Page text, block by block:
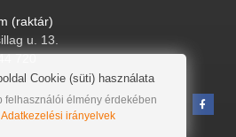
(raktár)
u. 13.
720
Cookie (süti) használata
felhasználói élmény érdekében
Adatkezelési irányelvek